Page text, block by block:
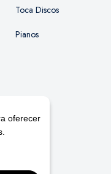
Toca Discos
Pianos
oferecer